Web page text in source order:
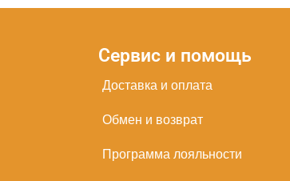
Сервис и помощь
Доставка и оплата
Обмен и возврат
Программа лояльности